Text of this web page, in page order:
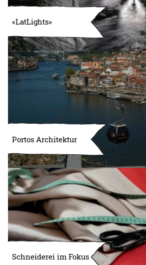
«LatLights»
Portos Architektur
Schneiderei im Fokus